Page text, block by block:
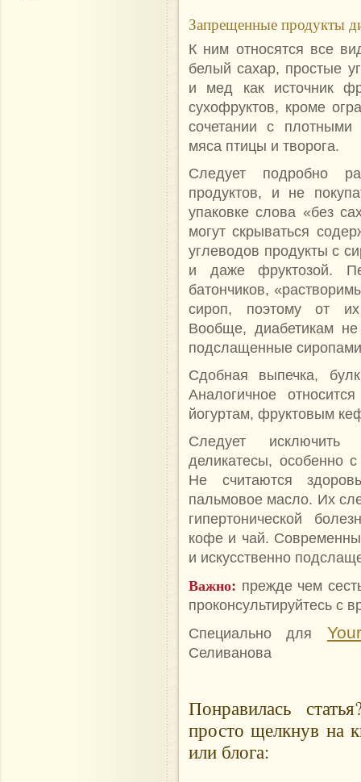
Запрещенные продукты
К ним относятся все
белый сахар, простые
и мед как источник
сухофруктов, кроме
сочетании с плотными
мяса птицы и творога.
Следует подробно
продуктов, и не
упаковке слова «без
могут скрываться
углеводов продукты с
и даже фруктозой.
батончиков,
сироп, поэтому от их
Вообще, диабетикам
подслащенные
Сдобная выпечка,
Аналогичное
йогуртам, фруктовым
Следует исключить
деликатесы, особенно
Не считаются
пальмовое масло. Их
гипертонической
кофе и чай.
и искусственно
Важно: прежде чем
проконсультируйтесь с
Специально для
Селиванова
Понравилась
просто щелкнув на
или блога: